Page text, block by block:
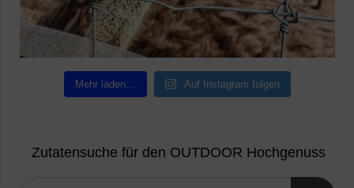
Mehr laden… Auf Instagram folgen
Zutatensuche für den OUTDOOR Hochgenuss